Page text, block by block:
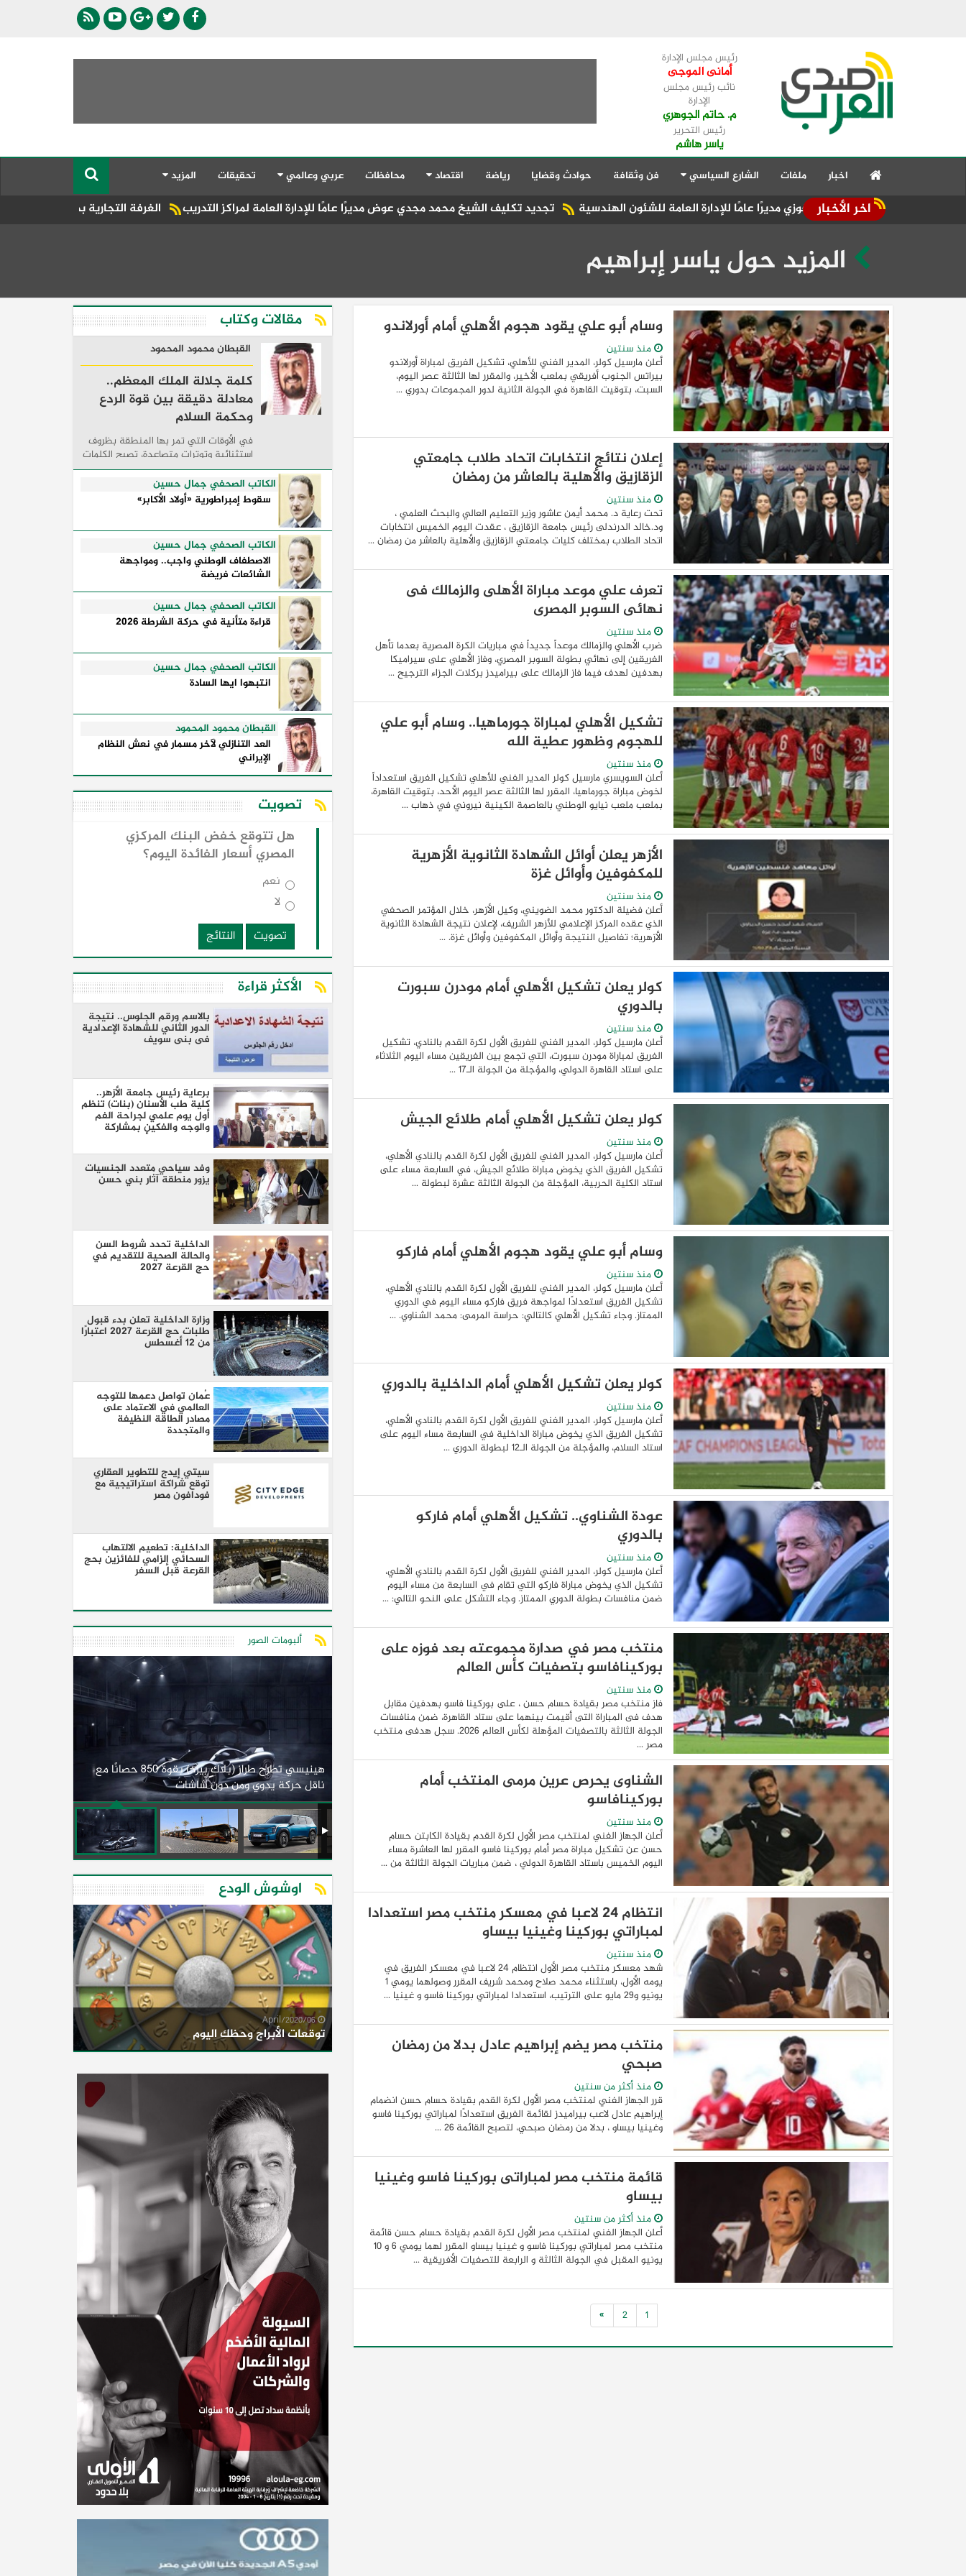
رئيس مجلس الإدارة
أمانى الموجى
نائب رئيس مجلس
الإدارة
م. حاتم الجوهري
رئيس التحرير
ياسر هاشم
اخبار ملفات الشارع السياسي فن وثقافة حوادث وقضايا رياضة اقتصاد محافظات عربي وعالمي تحقيقات المزيد
اخر الأخبار الغرفة التجارية بدمياط تشارك في اجتماع الاتحاد تجديد تكليف الشيخ محمد مجدي عوض مديرًا عامًا للإدارة العامة لمراكز التدريب السيد فوزي مديرًا عامًا للإدارة العامة للشئون الهندسية
المزيد حول ياسر إبراهيم
وسام أبو علي يقود هجوم الأهلي أمام أورلاندو
منذ سنتين
أعلن مارسيل كولر، المدير الفني للأهلي، تشكيل الفريق لمباراة أورلاندو
بيراتس الجنوب أفريقي بملعب الأخير، والمقرر لها الثالثة عصر اليوم،
السبت، بتوقيت القاهرة في الجولة الثانية لدور المجموعات بدوري ...
إعلان نتائج انتخابات اتحاد طلاب جامعتي
الزقازيق والأهلية بالعاشر من رمضان
منذ سنتين
تحت رعاية د. محمد أيمن عاشور وزير التعليم العالي والبحث العلمي ،
ود.خالد الدرندلى رئيس جامعة الزقازيق ، عقدت اليوم الخميس انتخابات
اتحاد الطلاب بمختلف كليات جامعتي الزقازيق والأهلية بالعاشر من رمضان ...
تعرف علي موعد مباراة الأهلى والزمالك فى
نهائى السوبر المصرى
منذ سنتين
ضرب الأهلي والزمالك موعداً جديداً في مباريات الكرة المصرية بعدما تأهل
الفريقين إلى نهائي بطولة السوبر المصري، وفاز الأهلي على سيراميكا
بهدفين لهدف فيما فاز الزمالك على بيراميدز بركلات الجزاء الترجيح ...
تشكيل الأهلي لمباراة جورماهيا.. وسام أبو علي
للهجوم وظهور عطية الله
منذ سنتين
أعلن السويسري مارسيل كولر المدير الفني للأهلي تشكيل الفريق استعداداً
لخوض مباراة جورماهيا، المقرر لها الثالثة عصر اليوم الأحد، بتوقيت القاهرة،
بملعب ملعب نيايو الوطني بالعاصمة الكينية نيروني في ذهاب ...
الأزهر يعلن أوائل الشهادة الثانوية الأزهرية
للمكفوفين وأوائل غزة
منذ سنتين
أعلن فضيلة الدكتور محمد الضويني، وكيل الأزهر، خلال المؤتمر الصحفي
الذي عقده المركز الإعلامي للأزهر الشريف، لإعلان نتيجة الشهادة الثانوية
الأزهرية؛ تفاصيل النتيجة وأوائل المكفوفين وأوائل غزة. ...
كولر يعلن تشكيل الأهلي أمام مودرن سبورت
بالدوري
منذ سنتين
أعلن مارسيل كولر، المدير الفني للفريق الأول لكرة القدم بالنادي، تشكيل
الفريق لمباراة مودرن سبورت، التي تجمع بين الفريقين مساء اليوم الثلاثاء
على استاد القاهرة الدولي، والمؤجلة من الجولة الـ17 ...
كولر يعلن تشكيل الأهلي أمام طلائع الجيش
منذ سنتين
أعلن مارسيل كولر، المدير الفني للفريق الأول لكرة القدم بالنادي الأهلي،
تشكيل الفريق الذي يخوض ‏مباراة طلائع الجيش، في السابعة مساء ‏على
استاد الكلية الحربية، المؤجلة من الجولة الثالثة عشرة لبطولة ...
وسام أبو علي يقود هجوم الأهلي أمام فاركو
منذ سنتين
أعلن مارسيل كولر، المدير الفني للفريق الأول لكرة القدم بالنادي الأهلي،
تشكيل الفريق استعدادًا لمواجهة فريق فاركو مساء اليوم في الدوري
الممتاز. وجاء تشكيل الأهلي كالتالي: حراسة المرمى: محمد الشناوي. ...
كولر يعلن تشكيل الأهلي أمام الداخلية بالدوري
منذ سنتين
أعلن مارسيل كولر، المدير الفني للفريق الأول لكرة القدم بالنادي الأهلي،
تشكيل الفريق الذي يخوض ‏مباراة الداخلية في السابعة مساء اليوم على
استاد السلام، والمؤجلة من الجولة الـ12 لبطولة ‏الدوري ...
عودة الشناوي.. تشكيل الأهلي أمام فاركو
بالدوري
منذ سنتين
أعلن مارسيل كولر، المدير الفني للفريق الأول لكرة القدم بالنادي الأهلي،
تشكيل الذي يخوض مباراة فاركو التي تقام في السابعة من مساء اليوم
ضمن منافسات بطولة الدوري الممتاز. وجاء التشكل على النحو التالي: ...
منتخب مصر في صدارة مجموعته بعد فوزه على
بوركينافاسو بتصفيات كأس العالم
منذ سنتين
فاز منتخب مصر بقيادة حسام حسن ، على بوركينا فاسو بهدفين مقابل
هدف فى المباراة التى أقيمت بينهما على ستاد القاهرة، ضمن منافسات
الجولة الثالثة بالتصفيات المؤهلة لكأس العالم 2026. سجل هدفى منتخب
مصر ...
الشناوى يحرص عرين مرمى المنتخب أمام
بوركينافاسو
منذ سنتين
أعلن الجهاز الفني لمنتخب مصر الأول لكرة القدم بقيادة الكابتن حسام
حسن عن تشكيل مباراة مصر أمام بوركينا فاسو المقرر لها العاشرة مساء
اليوم الخميس باستاد القاهرة الدولي ، ضمن مباريات الجولة الثالثة من ...
انتظام ٢٤ لاعبا في معسكر منتخب مصر استعدادا
لمباراتي بوركينا وغينيا بيساو
منذ سنتين
شهد معسكر منتخب مصر الأول انتظام ٢٤ لاعبا في معسكر الفريق في
يومه الأول، باستثناء محمد صلاح ومحمد شريف المقرر وصولهما يومي ١
يونيو و٢٩ مايو على الترتيب، استعدادا لمباراتي بوركينا فاسو و غينيا ...
منتخب مصر يضم إبراهيم عادل بدلا من رمضان
صبحي
منذ أكثر من سنتين
قرر الجهاز الفني لمنتخب مصر الأول لكرة القدم بقيادة حسام حسن انضمام
إبراهيم عادل لاعب بيراميدز لقائمة الفريق استعدادًا لمباراتي بوركينا فاسو
وغينيا بيساو ، بدلا من رمضان صبحي، لتصبح القائمة ٢٦ ...
قائمة منتخب مصر لمباراتى بوركينا فاسو وغينيا
بيساو
منذ أكثر من سنتين
أعلن الجهاز الفني لمنتخب مصر الأول لكرة القدم بقيادة حسام حسن قائمة
منتخب مصر لمباراتي بوركينا فاسو و غينيا بيساو المقرر لهما يومي 6 و 10
يونيو المقبل في الجولة الثالثة و الرابعة للتصفيات الأفريقية ...
1
2
»
مقالات وكتاب
القبطان محمود المحمود
كلمة جلالة الملك المعظم..
معادلة دقيقة بين قوة الردع
وحكمة السلام
في الأوقات التي تمر بها المنطقة بظروف
استثنائية وتوترات متصاعدة، تصبح الكلمات
السياسية أكثر من مجرد مواقف معلنة؛ فهي
تكشف طريقة تفكير الدول، وكيفية إدارتها
للأزمات، والحدود التي تفصل بين القوة ...
الكاتب الصحفي جمال حسين
سقوط إمبراطورية «أولاد الأكابر»
الكاتب الصحفي جمال حسين
الاصطفاف الوطني واجب.. ومواجهة
الشائعات فريضة
الكاتب الصحفي جمال حسين
قراءة متأنية في حركة الشرطة 2026
الكاتب الصحفي جمال حسين
انتبهوا ايها السادة
القبطان محمود المحمود
العد التنازلي لآخر مسمار في نعش النظام
الإيراني
تصويت
هل تتوقع خفض البنك المركزي
المصري أسعار الفائدة اليوم؟
نعم
لا
تصويت
النتائج
الأكثر قراءة
بالاسم ورقم الجلوس.. نتيجة
الدور الثاني للشهادة الإعدادية
فى بنى سويف
برعاية رئيس جامعة الأزهر..
كلية طب الأسنان (بنات) تنظم
أول يوم علمي لجراحة الفم
والوجه والفكين بمشاركة
نخبة من كبار الأساتذة والخبراء
وفد سياحي متعدد الجنسيات
يزور منطقة آثار بني حسن
الداخلية تحدد شروط السن
والحالة الصحية للتقديم في
حج القرعة 2027
وزارة الداخلية تعلن بدء قبول
طلبات حج القرعة 2027 اعتبارًا
من 12 أغسطس
عُمان تواصل دعمها للتوجه
العالمي في الاعتماد على
مصادر الطاقة النظيفة
والمتجددة
سيتي إيدج للتطوير العقاري
توقع شراكة استراتيجية مع
فودافون مصر
الداخلية: تطعيم الالتهاب
السحائي إلزامي للفائزين بحج
القرعة قبل السفر
ألبومات الصور
هينيسي تطرح طراز (بلاك بيرد) بقوة 850 حصانًا مع
ناقل حركة يدوي ومن دون شاشات
النصر للسيارات إلى شركة الاتحاد العربي للنقل البري
(السوبرجيت)
كيا EV9 GT للباحثين عن متعة قيادة السيارات الكهربائية
العائلية
اوشوش الودع
06/April/2020
توقعات الأبراج وحظك اليوم